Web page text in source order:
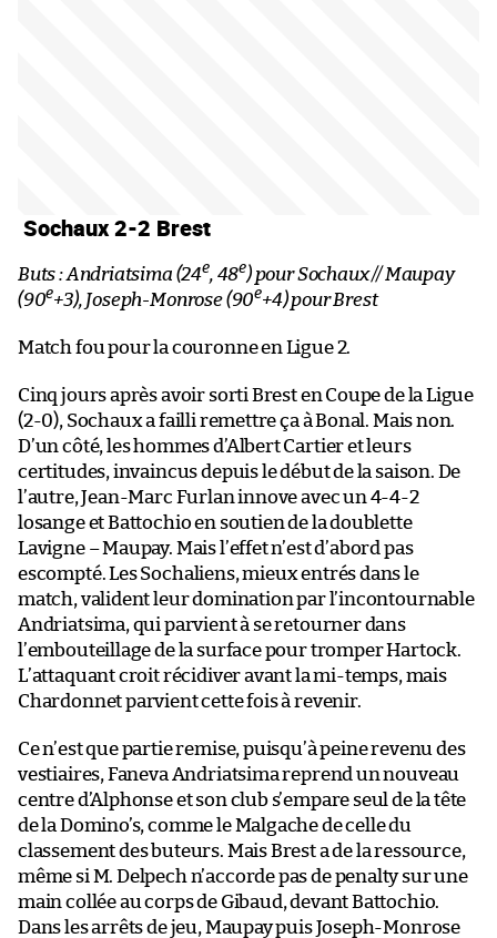
Sochaux 2-2 Brest
Buts : Andriatsima (24e, 48e) pour Sochaux // Maupay
(90e+3), Joseph-Monrose (90e+4) pour Brest
Match fou pour la couronne en Ligue 2.
Cinq jours après avoir sorti Brest en Coupe de la Ligue
(2-0), Sochaux a failli remettre ça à Bonal. Mais non.
D’un côté, les hommes d’Albert Cartier et leurs
certitudes, invaincus depuis le début de la saison. De
l’autre, Jean-Marc Furlan innove avec un 4-4-2
losange et Battochio en soutien de la doublette
Lavigne – Maupay. Mais l’effet n’est d’abord pas
escompté. Les Sochaliens, mieux entrés dans le
match, valident leur domination par l’incontournable
Andriatsima, qui parvient à se retourner dans
l’embouteillage de la surface pour tromper Hartock.
L’attaquant croit récidiver avant la mi-temps, mais
Chardonnet parvient cette fois à revenir.
Ce n’est que partie remise, puisqu’à peine revenu des
vestiaires, Faneva Andriatsima reprend un nouveau
centre d’Alphonse et son club s’empare seul de la tête
de la Domino’s, comme le Malgache de celle du
classement des buteurs. Mais Brest a de la ressource,
même si M. Delpech n’accorde pas de penalty sur une
main collée au corps de Gibaud, devant Battochio.
Dans les arrêts de jeu, Maupay puis Joseph-Monrose